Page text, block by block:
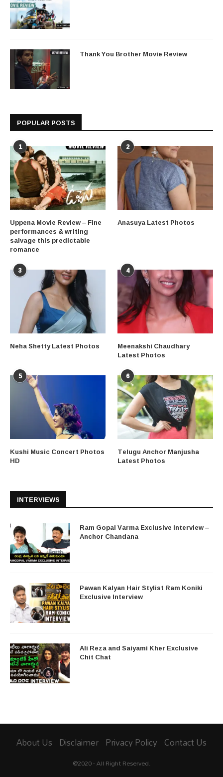
Thank You Brother Movie Review
POPULAR POSTS
1
Uppena Movie Review – Fine
performances & writing
salvage this predictable
romance
2
Anasuya Latest Photos
3
Neha Shetty Latest Photos
4
Meenakshi Chaudhary
Latest Photos
5
Kushi Music Concert Photos
HD
6
Telugu Anchor Manjusha
Latest Photos
INTERVIEWS
Ram Gopal Varma Exclusive Interview –
Anchor Chandana
Pawan Kalyan Hair Stylist Ram Koniki
Exclusive Interview
Ali Reza and Saiyami Kher Exclusive
Chit Chat
About Us Disclaimer Privacy Policy Contact Us
@2020 - All Right Reserved.